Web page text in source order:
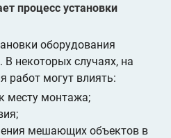
процесс установки
оборудования
некоторых случаях, на
работ могут влиять:
месту монтажа;
мешающих объектов в